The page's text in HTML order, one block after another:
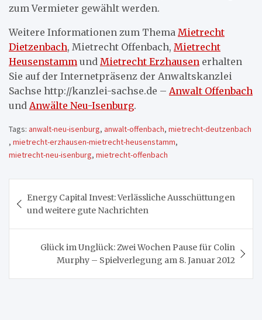
zum Vermieter gewählt werden.
Weitere Informationen zum Thema Mietrecht
Dietzenbach, Mietrecht Offenbach, Mietrecht
Heusenstamm und Mietrecht Erzhausen erhalten
Sie auf der Internetpräsenz der Anwaltskanzlei
Sachse http://kanzlei-sachse.de – Anwalt Offenbach
und Anwälte Neu-Isenburg.
Tags: anwalt-neu-isenburg, anwalt-offenbach, mietrecht-deutzenbach
, mietrecht-erzhausen-mietrecht-heusenstamm,
mietrecht-neu-isenburg, mietrecht-offenbach
Energy Capital Invest: Verlässliche Ausschüttungen
und weitere gute Nachrichten
Glück im Unglück: Zwei Wochen Pause für Colin
Murphy – Spielverlegung am 8. Januar 2012